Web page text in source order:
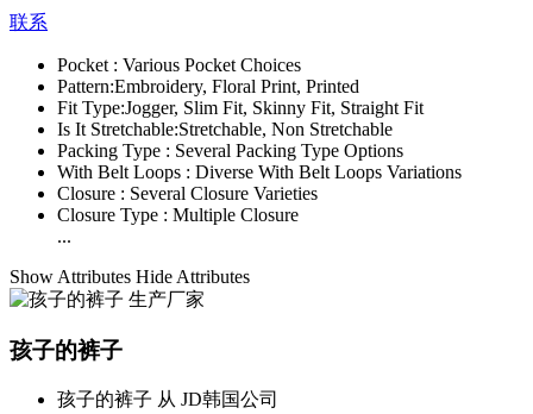
联系
Pocket : Various Pocket Choices
Pattern:Embroidery, Floral Print, Printed
Fit Type:Jogger, Slim Fit, Skinny Fit, Straight Fit
Is It Stretchable:Stretchable, Non Stretchable
Packing Type : Several Packing Type Options
With Belt Loops : Diverse With Belt Loops Variations
Closure : Several Closure Varieties
Closure Type : Multiple Closure
...
Show Attributes Hide Attributes
孩子的裤子
孩子的裤子 从 JD韩国公司